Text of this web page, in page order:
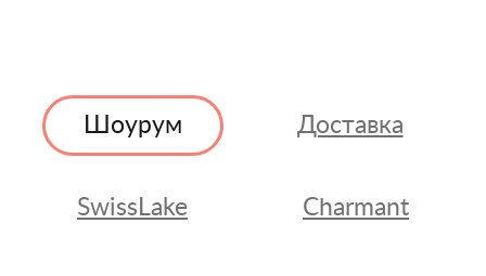
Шоурум Доставка
SwissLake Charmant